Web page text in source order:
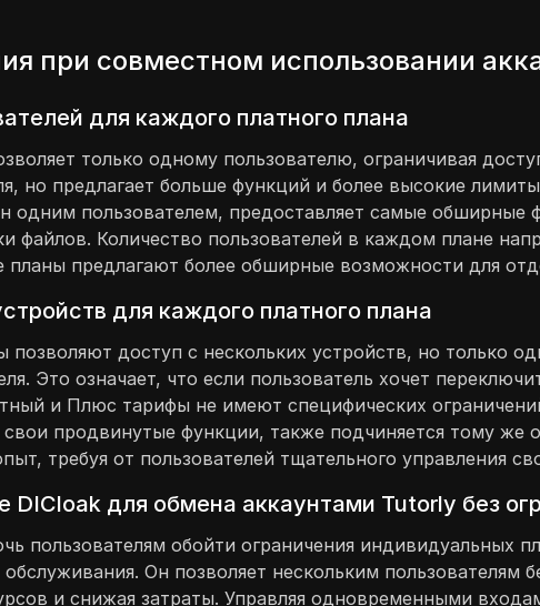
при совместном использовании
для каждого платного плана
только одному пользователю, ограничивая
но предлагает больше функций и более высокие
одним пользователем, предоставляет самые
файлов. Количество пользователей в каждом плане
планы предлагают более обширные возможности для
для каждого платного плана
позволяют доступ с нескольких устройств, но только
Это означает, что если пользователь хочет
и Плюс тарифы не имеют специфических
продвинутые функции, также подчиняется тому
требуя от пользователей тщательного управления
DICloak для обмена аккаунтами Tutorly без
пользователям обойти ограничения индивидуальных
Он позволяет нескольким пользователям
и снижая затраты. Управляя одновременными